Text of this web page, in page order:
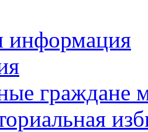
информация
граждане